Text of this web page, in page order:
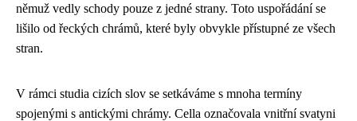
němuž vedly schody pouze z jedné strany. Toto uspořádání se
lišilo od řeckých chrámů, které byly obvykle přístupné ze všech
stran.
V rámci studia cizích slov se setkáváme s mnoha termíny
spojenými s antickými chrámy. Cella označovala vnitřní svatyni